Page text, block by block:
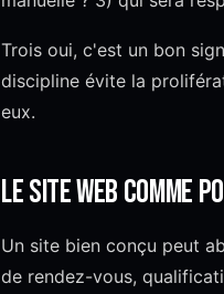
Trois oui, c'est un bon
discipline évite la
eux.
Le site web comme
Un site bien conçu peut
de rendez-vous,